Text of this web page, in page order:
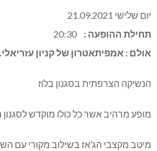
יום שלישי 21.09.2021
תחילת ההופעה : 20:30
אולם : אמפיתאטרון של קניון עזריאלי.
הנשיקה הצרפתית בסגנון בלוז
מופע מרהיב אשר כל כולו מוקדש לסגנון
מיטב מקצבי הג’אז בשילוב מקורי עם